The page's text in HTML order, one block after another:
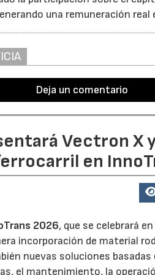
una remuneración
Deja un comentario
Vectron X
en
2026, que se celebrará
incorporación de material
nuevas soluciones
el mantenimiento, la